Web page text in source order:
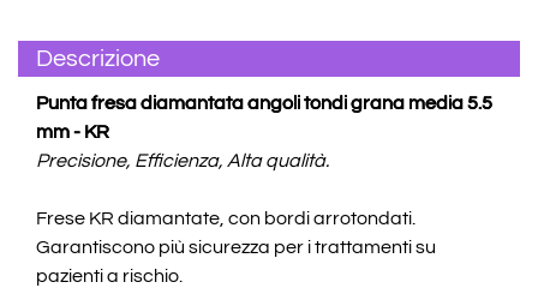
Descrizione
Punta fresa diamantata angoli tondi grana media 5.5
mm - KR
Precisione, Efficienza, Alta qualità.
Frese KR diamantate, con bordi arrotondati.
Garantiscono più sicurezza per i trattamenti su
pazienti a rischio.